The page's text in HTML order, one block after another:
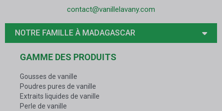
contact@vanillelavany.com
NOTRE FAMILLE À MADAGASCAR
GAMME DES PRODUITS
Gousses de vanille
Poudres pures de vanille
Extraits liquides de vanille
Perle de vanille